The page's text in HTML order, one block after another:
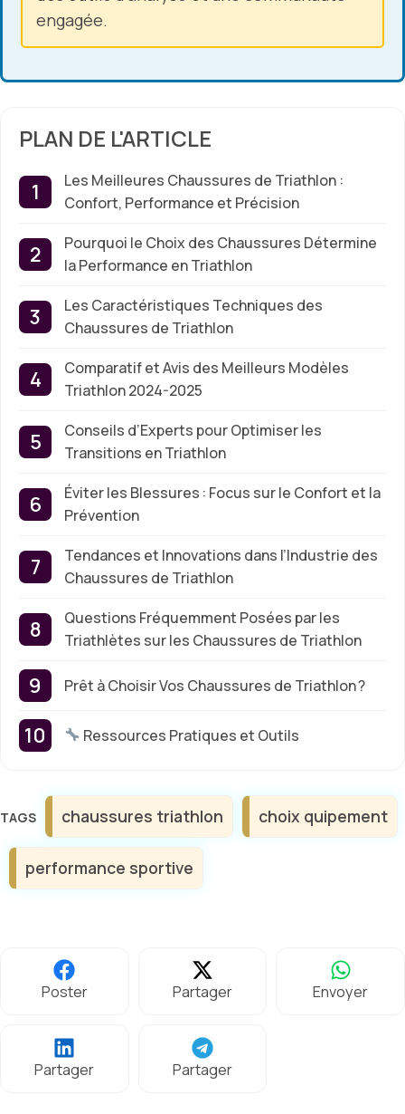
engagée.
PLAN DE L'ARTICLE
Les Meilleures Chaussures de Triathlon :
Confort, Performance et Précision
Pourquoi le Choix des Chaussures Détermine
la Performance en Triathlon
Les Caractéristiques Techniques des
Chaussures de Triathlon
Comparatif et Avis des Meilleurs Modèles
Triathlon 2024-2025
Conseils d’Experts pour Optimiser les
Transitions en Triathlon
Éviter les Blessures : Focus sur le Confort et la
Prévention
Tendances et Innovations dans l’Industrie des
Chaussures de Triathlon
Questions Fréquemment Posées par les
Triathlètes sur les Chaussures de Triathlon
Prêt à Choisir Vos Chaussures de Triathlon ?
Ressources Pratiques et Outils
Étiquettes
chaussures triathlon choix quipement
performance sportive
Poster Partager Envoyer
Partager Partager